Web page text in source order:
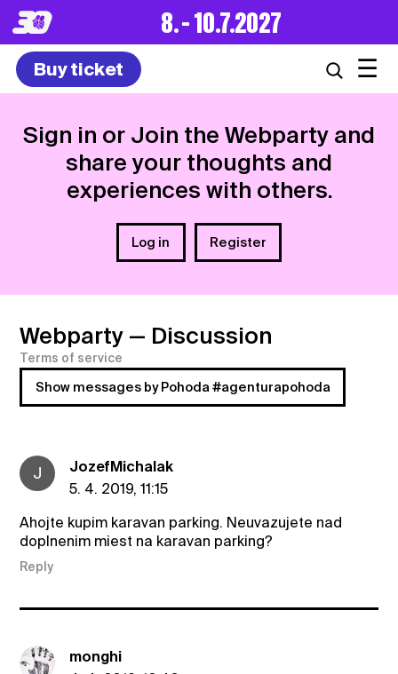
8. – 10.7.2027
Buy ticket ☰
Sign in or Join the Webparty and
share your thoughts and
experiences with others.
Log in Register
Webparty — Discussion
Terms of service
Show messages by Pohoda #agenturapohoda
J
JozefMichalak
5. 4. 2019, 11:15
Ahojte kupim karavan parking. Neuvazujete nad
doplnenim miest na karavan parking?
Reply
monghi